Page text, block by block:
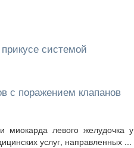
системой
с поражением клапанов
миокарда левого желудочка у
услуг, направленных ...